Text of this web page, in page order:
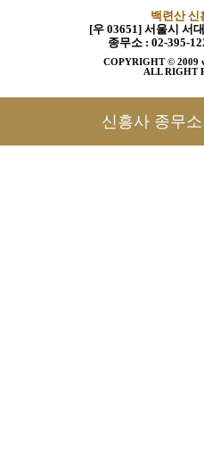
백련산 신
[우 03651] 서울시 서
종무소 : 02-395-
COPYRIGHT © 2009
ALL RIGHT
신흥사 종무